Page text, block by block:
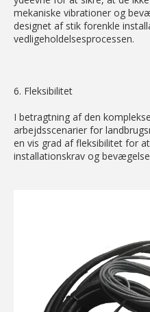
mekaniske vibrationer og
designet af stik forenkle
vedligeholdelsesprocessen.
6. Fleksibilitet
I betragtning af den
arbejdsscenarier for
en vis grad af fleksibilitet for
installationskrav og